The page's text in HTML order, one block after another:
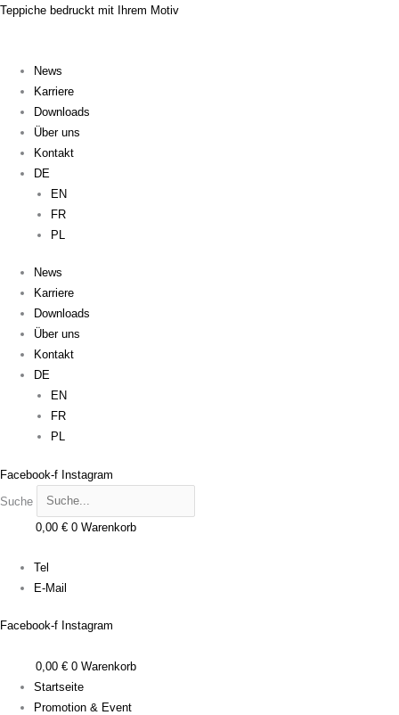
Zum
Teppiche bedruckt mit Ihrem Motiv
News
Karriere
Downloads
Über uns
Kontakt
DE
EN
FR
PL
News
Karriere
Downloads
Über uns
Kontakt
DE
EN
FR
PL
Facebook-f Instagram
Suche
0,00 € 0 Warenkorb
Tel
E-Mail
Facebook-f Instagram
0,00 € 0 Warenkorb
Flyout
Startseite
Promotion & Event